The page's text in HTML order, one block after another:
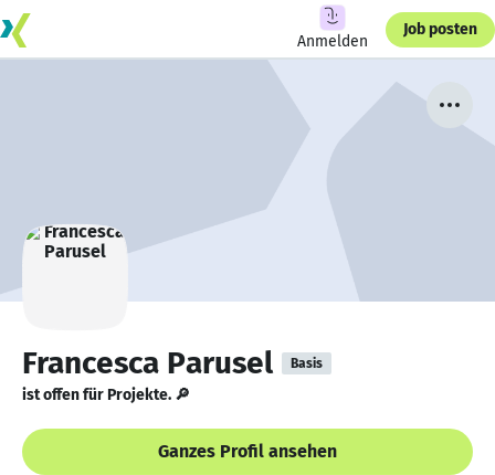
Anmelden
Job posten
Francesca Parusel Basis
ist offen für Projekte. 🔎
Ganzes Profil ansehen